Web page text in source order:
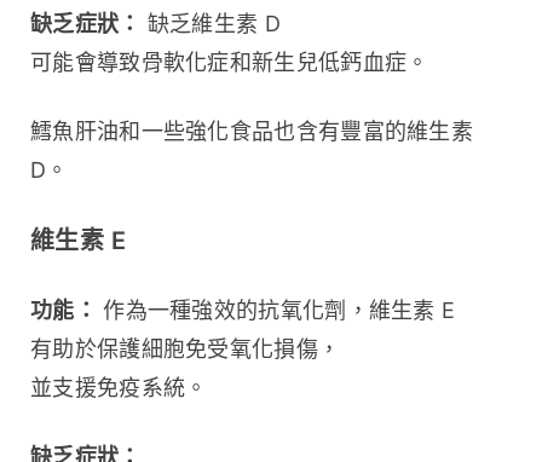
缺乏症狀：
缺乏維生素 D
可能會導致骨軟化症和新生兒低鈣血症。
鱈魚肝油和一些強化食品也含有豐富的維生素
D。
維生素 E
功能： 作為一種強效的抗氧化劑，維生素 E
有助於保護細胞免受氧化損傷，
並支援免疫系統。
缺乏症狀：